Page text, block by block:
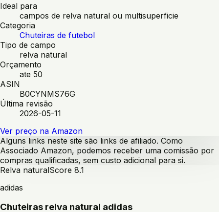
Ideal para
campos de relva natural ou multisuperficie
Categoria
Chuteiras de futebol
Tipo de campo
relva natural
Orçamento
ate 50
ASIN
B0CYNMS76G
Última revisão
2026-05-11
Ver preço na Amazon
Alguns links neste site são links de afiliado. Como
Associado Amazon, podemos receber uma comissão por
compras qualificadas, sem custo adicional para si.
Relva naturalScore 8.1
adidas
Chuteiras relva natural adidas